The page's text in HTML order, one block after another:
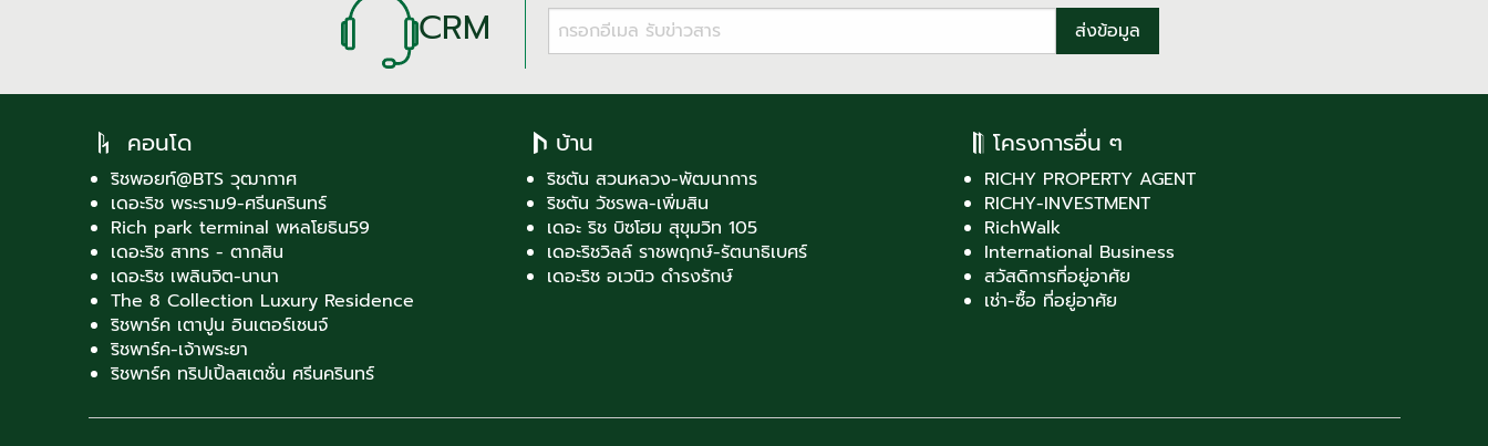
CRM
คอนโด
ริชพอยท์@BTS วุฒากาศ
เดอะริช พระราม9-ศรีนครินทร์
Rich park terminal พหลโยธิน59
เดอะริช สาทร - ตากสิน
เดอะริช เพลินจิต-นานา
The 8 Collection Luxury Residence
ริชพาร์ค เตาปูน อินเตอร์เชนจ์
ริชพาร์ค-เจ้าพระยา
ริชพาร์ค ทริปเปิ้ลสเตชั่น ศรีนครินทร์
บ้าน
ริชตัน สวนหลวง-พัฒนาการ
ริชตัน วัชรพล-เพิ่มสิน
เดอะ ริช บิซโฮม สุขุมวิท 105
เดอะริชวิลล์ ราชพฤกษ์-รัตนาธิเบศร์
เดอะริช อเวนิว ดำรงรักษ์
โครงการอื่น ๆ
RICHY PROPERTY AGENT
RICHY-INVESTMENT
RichWalk
International Business
สวัสดิการที่อยู่อาศัย
เช่า-ซื้อ ที่อยู่อาศัย